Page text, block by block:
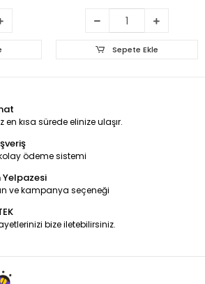
Sepete Ekle
en kısa sürede elinize ulaşır.
ödeme sistemi
Yelpazesi
ve kampanya seçeneği
bize iletebilirsiniz.